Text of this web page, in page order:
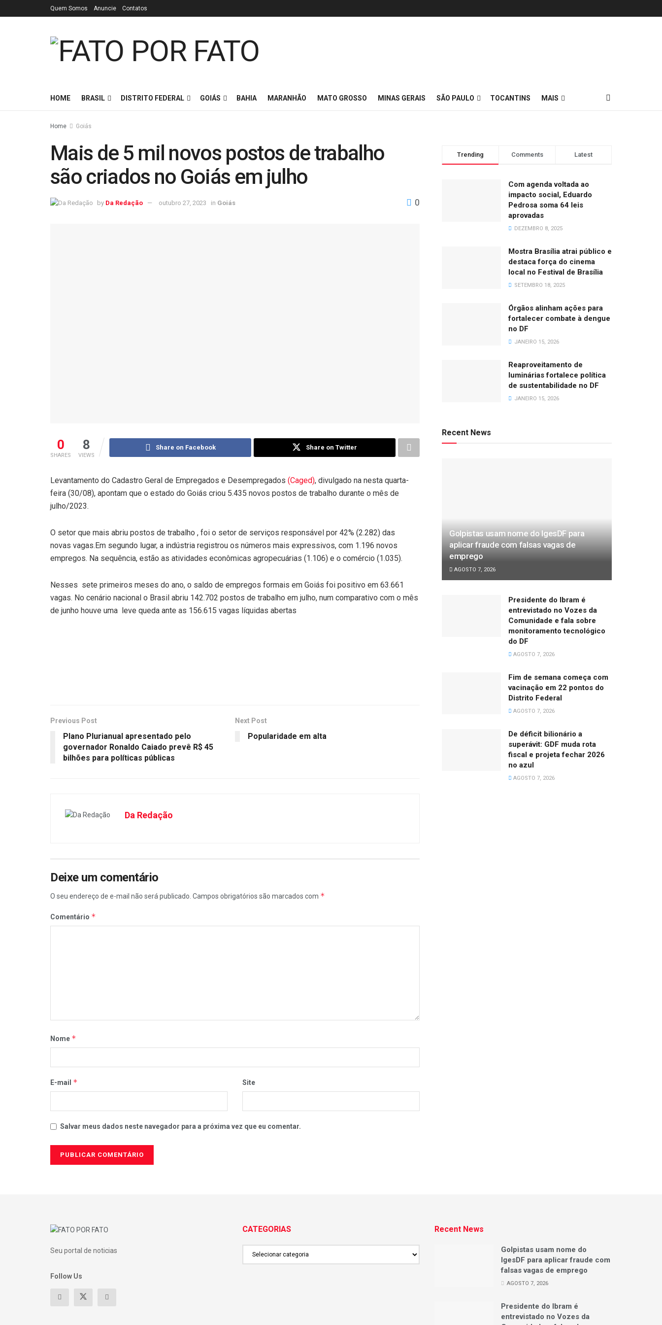
Quem Somos Anuncie Contatos
HOME BRASIL DISTRITO FEDERAL GOIÁS BAHIA MARANHÃO MATO GROSSO MINAS GERAIS SÃO PAULO TOCANTINS MAIS
Home Goiás
Mais de 5 mil novos postos de trabalho
são criados no Goiás em julho
by Da Redação outubro 27, 2023 in Goiás 0
0
SHARES
8
VIEWS
Share on Facebook Share on Twitter
Levantamento do Cadastro Geral de Empregados e Desempregados (Caged), divulgado na nesta quarta-
feira (30/08), apontam que o estado do Goiás criou 5.435 novos postos de trabalho durante o mês de
julho/2023.
O setor que mais abriu postos de trabalho , foi o setor de serviços responsável por 42% (2.282) das
novas vagas.Em segundo lugar, a indústria registrou os números mais expressivos, com 1.196 novos
empregos. Na sequência, estão as atividades econômicas agropecuárias (1.106) e o comércio (1.035).
Nesses sete primeiros meses do ano, o saldo de empregos formais em Goiás foi positivo em 63.661
vagas. No cenário nacional o Brasil abriu 142.702 postos de trabalho em julho, num comparativo com o mês
de junho houve uma leve queda ante as 156.615 vagas líquidas abertas
Previous Post
Plano Plurianual apresentado pelo
governador Ronaldo Caiado prevê R$ 45
bilhões para políticas públicas
Next Post
Popularidade em alta
Da Redação
Deixe um comentário
O seu endereço de e-mail não será publicado. Campos obrigatórios são marcados com *
Comentário *
Nome *
E-mail * Site
Salvar meus dados neste navegador para a próxima vez que eu comentar.
Trending Comments Latest
Com agenda voltada ao
impacto social, Eduardo
Pedrosa soma 64 leis
aprovadas
DEZEMBRO 8, 2025
Mostra Brasília atrai público e
destaca força do cinema
local no Festival de Brasília
SETEMBRO 18, 2025
Órgãos alinham ações para
fortalecer combate à dengue
no DF
JANEIRO 15, 2026
Reaproveitamento de
luminárias fortalece política
de sustentabilidade no DF
JANEIRO 15, 2026
Recent News
Golpistas usam nome do IgesDF para
aplicar fraude com falsas vagas de
emprego
AGOSTO 7, 2026
Presidente do Ibram é
entrevistado no Vozes da
Comunidade e fala sobre
monitoramento tecnológico
do DF
AGOSTO 7, 2026
Fim de semana começa com
vacinação em 22 pontos do
Distrito Federal
AGOSTO 7, 2026
De déficit bilionário a
superávit: GDF muda rota
fiscal e projeta fechar 2026
no azul
AGOSTO 7, 2026
Seu portal de noticias
Follow Us
CATEGORIAS Recent News
Golpistas usam nome do
IgesDF para aplicar fraude com
falsas vagas de emprego
AGOSTO 7, 2026
Presidente do Ibram é
entrevistado no Vozes da